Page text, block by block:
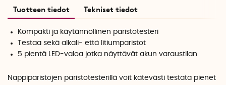
Tuotteen tiedot Tekniset tiedot
Kompakti ja käytännöllinen paristotesteri
Testaa sekä alkali- että litiumparistot
5 pientä LED-valoa jotka näyttävät akun varaustilan
Nappiparistojen paristotesterillä voit kätevästi testata pienet